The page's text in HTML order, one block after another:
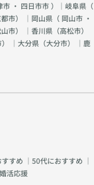
市 ・ 四日市市）｜岐阜県（
市） ｜岡山県（ 岡山市 ・
市） ｜香川県（高松市）
） ｜大分県（大分市） ｜鹿
すめ ｜ 50代におすすめ ｜
活応援